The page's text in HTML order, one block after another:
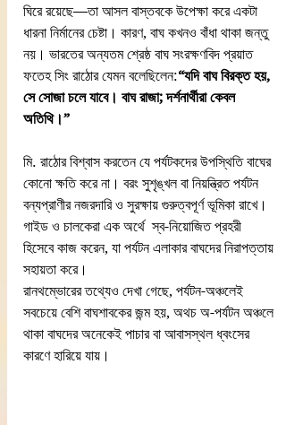
ঘিরে রয়েছে—তা আসল বাস্তবকে উপেক্ষা করে একটা
ধারনা নির্মানের চেষ্টা। কারণ, বাঘ কখনও বাঁধা থাকা জন্তু
নয়। ভারতের অন্যতম শ্রেষ্ঠ বাঘ সংরক্ষণবিদ প্রয়াত
ফতেহ সিং রাঠোর যেমন বলেছিলেন:“যদি বাঘ বিরক্ত হয়,
সে সোজা চলে যাবে। বাঘ রাজা; দর্শনার্থীরা কেবল
অতিথি।”
মি. রাঠোর বিশ্বাস করতেন যে পর্যটকদের উপস্থিতি বাঘের
কোনো ক্ষতি করে না। বরং সুশৃঙ্খল বা নিয়ন্ত্রিত পর্যটন
বন্যপ্রাণীর নজরদারি ও সুরক্ষায় গুরুত্বপূর্ণ ভূমিকা রাখে।
গাইড ও চালকেরা এক অর্থে  স্ব-নিয়োজিত প্রহরী
হিসেবে কাজ করেন, যা পর্যটন এলাকার বাঘদের নিরাপত্তায়
সহায়তা করে।
রানথম্ভোরের তথ্যেও দেখা গেছে, পর্যটন-অঞ্চলেই
সবচেয়ে বেশি বাঘশাবকের জন্ম হয়, অথচ অ-পর্যটন অঞ্চলে
থাকা বাঘদের অনেকেই পাচার বা আবাসস্থল ধ্বংসের
কারণে হারিয়ে যায়।